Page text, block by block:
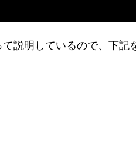
説明しているので、下記